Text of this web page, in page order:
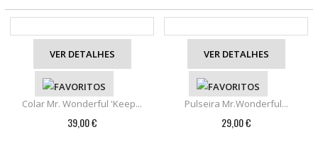
VER DETALHES
Colar Mr. Wonderful 'Keep...
39,00 €
VER DETALHES
Pulseira Mr.Wonderful...
29,00 €